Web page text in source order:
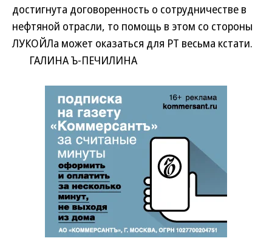
достигнута договоренность о сотрудничестве в
нефтяной отрасли, то помощь в этом со стороны
ЛУКОЙЛа может оказаться для РТ весьма кстати.
ГАЛИНА Ъ-ПЕЧИЛИНА